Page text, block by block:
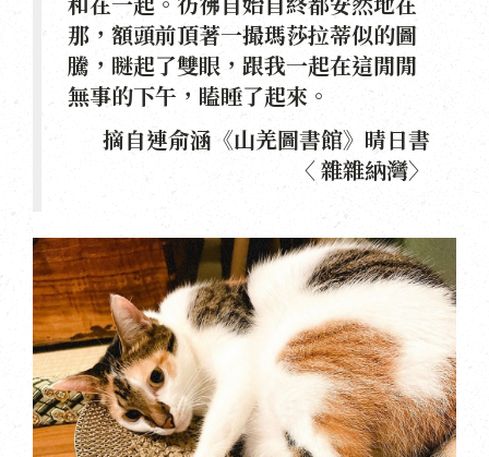
那，額頭前頂著一撮瑪莎拉蒂似的圖
騰，瞇起了雙眼，跟我一起在這閒閒
無事的下午，瞌睡了起來。
摘自連俞涵《山羌圖書館》晴日書
〈 雜雜納灣〉